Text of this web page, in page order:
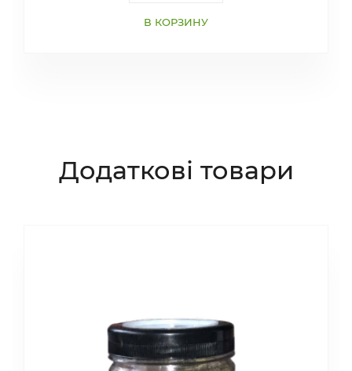
В КОРЗИНУ
Додаткові товари